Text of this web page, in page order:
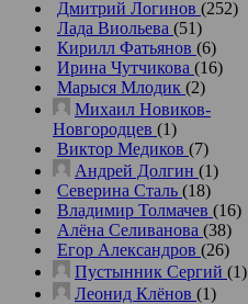
Дмитрий Логинов (252)
Лада Виольева (51)
Кирилл Фатьянов (6)
Ирина Чутчикова (16)
Марыся Млодик (2)
Михаил Новиков-
Новгородцев (1)
Виктор Медиков (7)
Андрей Долгин (1)
Северина Сталь (18)
Владимир Толмачев (16)
Алёна Селиванова (38)
Егор Александров (26)
Пустынник Сергий (1)
Леонид Клёнов (1)